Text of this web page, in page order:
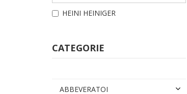
HEINI HEINIGER
CATEGORIE
ABBEVERATOI